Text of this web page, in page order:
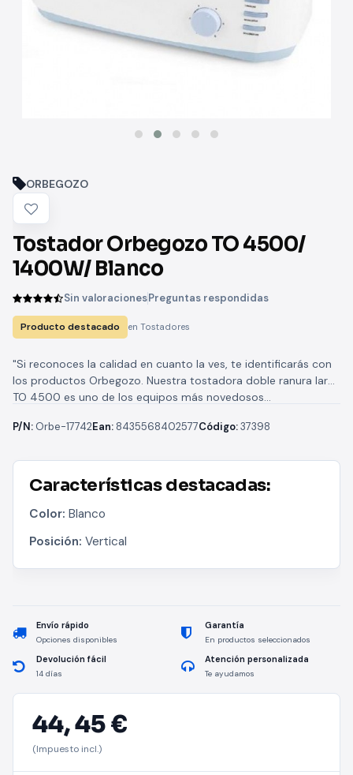
ORBEGOZO
Tostador Orbegozo TO 4500/
1400W/ Blanco
Sin valoracionesPreguntas respondidas
Producto destacado en Tostadores
"Si reconoces la calidad en cuanto la ves, te identificarás con
los productos Orbegozo. Nuestra tostadora doble ranura larga
TO 4500 es uno de los equipos más novedosos...
P/N: Orbe-17742Ean: 8435568402577Código:37398
Características destacadas:
Color: Blanco
Posición: Vertical
Envío rápido
Opciones disponibles
Garantía
En productos seleccionados
Devolución fácil
14 días
Atención personalizada
Te ayudamos
44,45 €
(Impuesto incl.)